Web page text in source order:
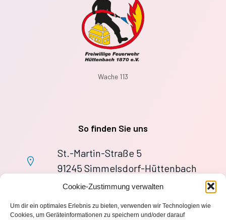
Cookie-Zustimmung verwalten
Um dir ein optimales Erlebnis zu bieten, verwenden wir Technologien wie
Cookies, um Geräteinformationen zu speichern und/oder darauf
Wache 113
So finden Sie uns
St.-Martin-Straße 5
91245 Simmelsdorf-Hüttenbach
+49 9155 9279727
wache113@ff-huettenbach.de